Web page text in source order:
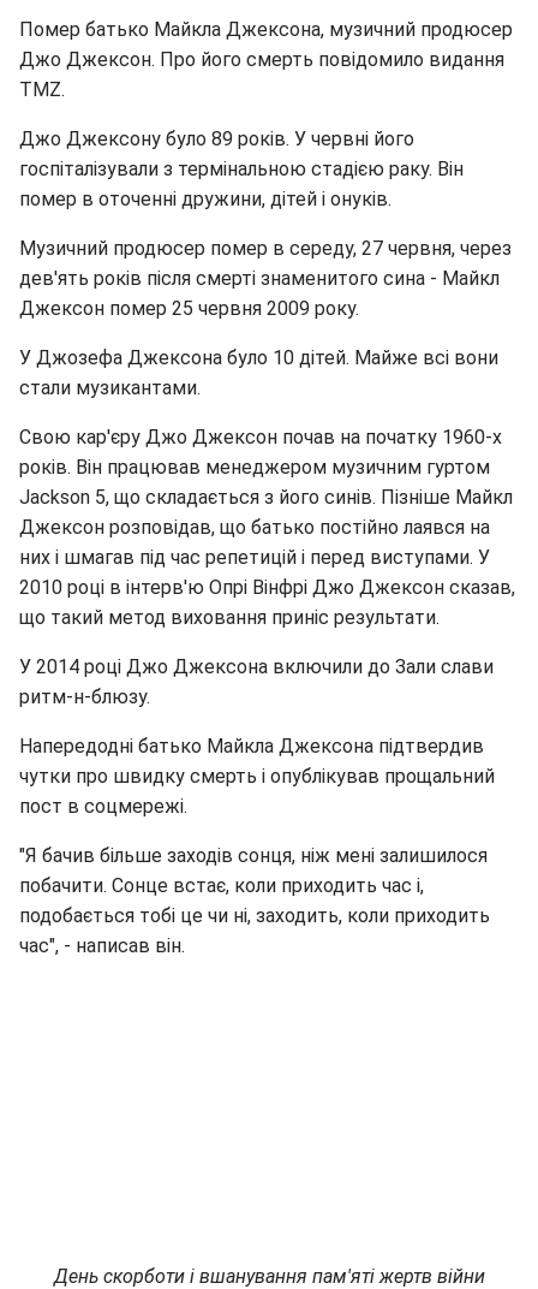
Помер батько Майкла Джексона, музичний продюсер
Джо Джексон. Про його смерть повідомило видання
TMZ.
Джо Джексону було 89 років. У червні його
госпіталізували з термінальною стадією раку. Він
помер в оточенні дружини, дітей і онуків.
Музичний продюсер помер в середу, 27 червня, через
дев'ять років після смерті знаменитого сина - Майкл
Джексон помер 25 червня 2009 року.
У Джозефа Джексона було 10 дітей. Майже всі вони
стали музикантами.
Свою кар'єру Джо Джексон почав на початку 1960-х
років. Він працював менеджером музичним гуртом
Jackson 5, що складається з його синів. Пізніше Майкл
Джексон розповідав, що батько постійно лаявся на
них і шмагав під час репетицій і перед виступами. У
2010 році в інтерв'ю Опрі Вінфрі Джо Джексон сказав,
що такий метод виховання приніс результати.
У 2014 році Джо Джексона включили до Зали слави
ритм-н-блюзу.
Напередодні батько Майкла Джексона підтвердив
чутки про швидку смерть і опублікував прощальний
пост в соцмережі.
"Я бачив більше заходів сонця, ніж мені залишилося
побачити. Сонце встає, коли приходить час і,
подобається тобі це чи ні, заходить, коли приходить
час", - написав він.
День скорботи і вшанування пам'яті жертв війни